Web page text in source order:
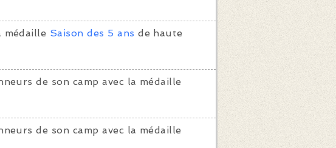
médaille Saison des 5 ans de haute
de son camp avec la médaille
de son camp avec la médaille